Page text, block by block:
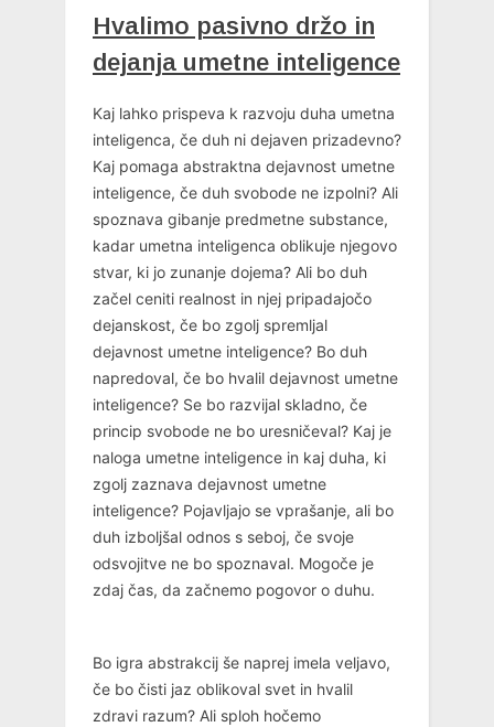
Hvalimo pasivno držo in
dejanja umetne inteligence
Kaj lahko prispeva k razvoju duha umetna
inteligenca, če duh ni dejaven prizadevno?
Kaj pomaga abstraktna dejavnost umetne
inteligence, če duh svobode ne izpolni? Ali
spoznava gibanje predmetne substance,
kadar umetna inteligenca oblikuje njegovo
stvar, ki jo zunanje dojema? Ali bo duh
začel ceniti realnost in njej pripadajočo
dejanskost, če bo zgolj spremljal
dejavnost umetne inteligence? Bo duh
napredoval, če bo hvalil dejavnost umetne
inteligence? Se bo razvijal skladno, če
princip svobode ne bo uresničeval? Kaj je
naloga umetne inteligence in kaj duha, ki
zgolj zaznava dejavnost umetne
inteligence? Pojavljajo se vprašanje, ali bo
duh izboljšal odnos s seboj, če svoje
odsvojitve ne bo spoznaval. Mogoče je
zdaj čas, da začnemo pogovor o duhu.
Bo igra abstrakcij še naprej imela veljavo,
če bo čisti jaz oblikoval svet in hvalil
zdravi razum? Ali sploh hočemo